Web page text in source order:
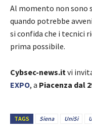
Al momento non sono
quando potrebbe
si confida che i tecnici
prima possibile.
Cybsec-news.it vi
EXPO, a Piacenza dal
TAGS Siena UniSi